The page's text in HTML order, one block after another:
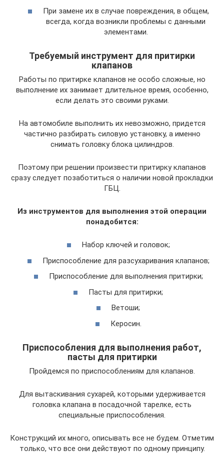
При замене их в случае повреждения, в общем,
всегда, когда возникли проблемы с данными
элементами.
Требуемый инструмент для притирки
клапанов
Работы по притирке клапанов не особо сложные, но
выполнение их занимает длительное время, особенно,
если делать это своими руками.
На автомобиле выполнить их невозможно, придется
частично разбирать силовую установку, а именно
снимать головку блока цилиндров.
Поэтому при решении произвести притирку клапанов
сразу следует позаботиться о наличии новой прокладки
ГБЦ.
Из инструментов для выполнения этой операции
понадобится:
Набор ключей и головок;
Приспособление для разсухаривания клапанов;
Приспособление для выполнения притирки;
Пасты для притирки;
Ветоши;
Керосин.
Приспособления для выполнения работ,
пасты для притирки
Пройдемся по приспособлениям для клапанов.
Для вытаскивания сухарей, которыми удерживается
головка клапана в посадочной тарелке, есть
специальные приспособления.
Конструкций их много, описывать все не будем. Отметим
только, что все они действуют по одному принципу.